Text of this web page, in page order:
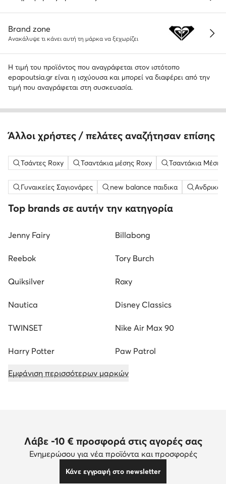
Brand zone
Ανακάλυψε τι κάνει αυτή τη μάρκα να ξεχωρίζει
Η τιμή του προϊόντος που αναγράφεται στον ιστότοπο
epapoutsia.gr είναι η ισχύουσα και μπορεί να διαφέρει από την
τιμή που αναγράφεται στη συσκευασία.
Άλλοι χρήστες / πελάτες αναζήτησαν επίσης
Τσάντες Roxy Τσαντάκια μέσης Roxy Τσαντάκια
Γυναικείες Σαγιονάρες new balance παιδικα Ανδρικά
Top brands σε αυτήν την κατηγορία
Jenny Fairy Billabong
Reebok Tory Burch
Quiksilver Roxy
Nautica Disney Classics
TWINSET Nike Air Max 90
Harry Potter Paw Patrol
Εμφάνιση περισσότερων μαρκών
Λάβε -10 € προσφορά στις αγορές σας
Ενημερώσου για νέα προϊόντα και προσφορές
Κάνε εγγραφή στο newsletter